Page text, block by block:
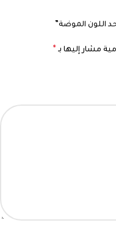
اللون الموضة”
مشار إليها بـ *